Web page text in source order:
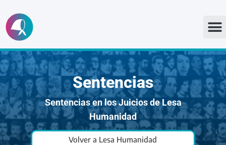
Ir
al
contenido
Sentencias
Sentencias en los Juicios de Lesa
Humanidad
Volver a Lesa Humanidad